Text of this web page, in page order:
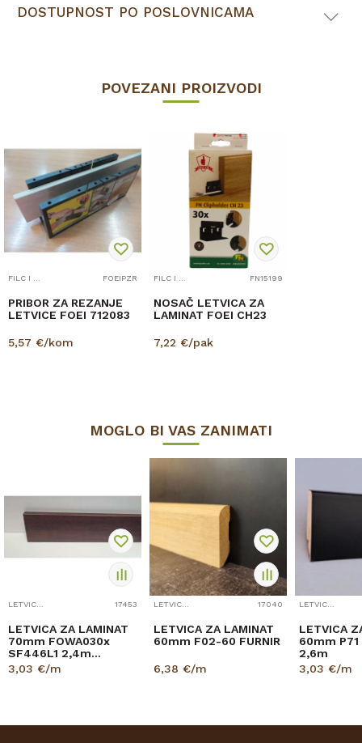
DOSTUPNOST PO POSLOVNICAMA
POVEZANI PROIZVODI
FOEIPZR
PRIBOR ZA REZANJE
LETVICE FOEI 712083
5,57 €/kom
FN15199
NOSAČ LETVICA ZA
LAMINAT FOEI CH23
7,22 €/pak
MOGLO BI VAS ZANIMATI
17453
LETVICA ZA LAMINAT
70mm FOWA030x
SF446L1 2,4m
8156/K489
3,03 €/m
17040
LETVICA ZA LAMINAT
60mm F02-60 FURNIR
6,38 €/m
LETVICA
60mm P71
2,6m
3,03 €/m